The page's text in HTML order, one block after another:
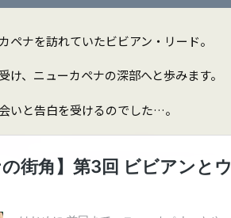
ペナを訪れていたビビアン・リード。
け、ニューカペナの深部へと歩みます。
いと告白を受けるのでした…。